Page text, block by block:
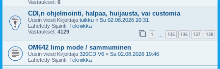
Vastaukset: 6
CDI,n ohjelmointi, halpaa, huijausta, vai customia
Uusin viesti Kirjoittaja tuikku « Su 02.08.2026 20:31
Lähetetty Sijainti: Tekniikka
Vastaukset: 4129 1 135 136 137 138
OM642 limp mode / sammuminen
Uusin viesti Kirjoittaja 320CDIV6 « Su 02.08.2026 19:46
Lähetetty Sijainti: Tekniikka